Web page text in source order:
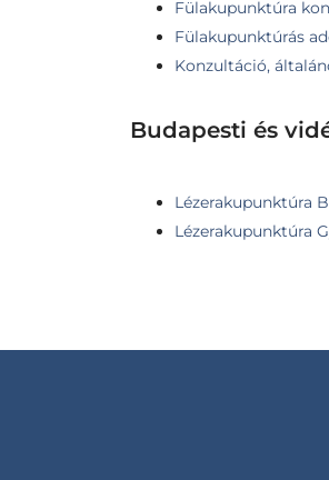
Fülakupunktúra
Fülakupunktúrás
Konzultáció,
Budapesti és
Lézerakupunktúra
Lézerakupunktúra